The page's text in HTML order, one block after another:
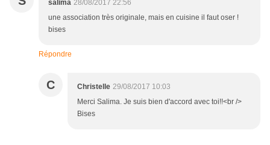
salima 28/08/2017 22:56
une association très originale, mais en cuisine il faut oser !
bises
Répondre
C Christelle 29/08/2017 10:03
Merci Salima. Je suis bien d'accord avec toi!!<br />
Bises